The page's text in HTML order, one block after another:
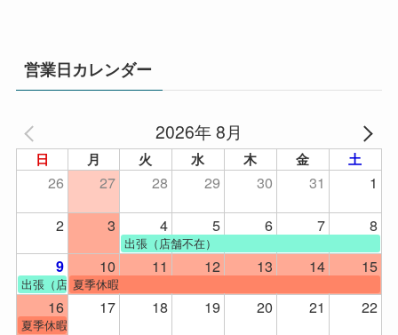
営業日カレンダー
2026年 8月
日 月 火 水 木 金 土
26 27 28 29 30 31
1
2
3 4 5 6 7 8
出張（店舗不在）
9 10 11 12 13 14 15
出張（店舗不在）
夏季休暇
16 17 18 19 20 21 22
夏季休暇